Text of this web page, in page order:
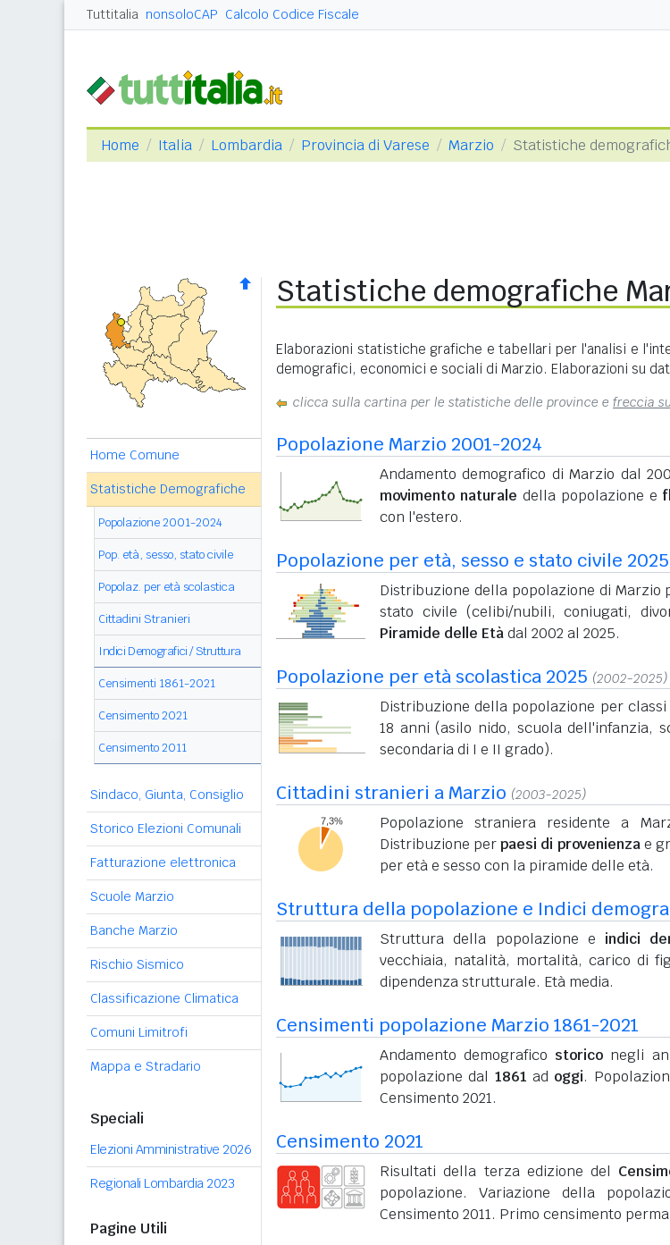
Tuttitalia nonsoloCAP Calcolo Codice Fiscale
Home Italia Lombardia Provincia di Varese Marzio Statistiche
Home Comune
Statistiche Demografiche
Popolazione 2001-2024
Pop. età, sesso, stato civile
Popolaz. per età scolastica
Cittadini Stranieri
Indici Demografici / Struttura
Censimenti 1861-2021
Censimento 2021
Censimento 2011
Sindaco, Giunta, Consiglio
Storico Elezioni Comunali
Fatturazione elettronica
Scuole Marzio
Banche Marzio
Rischio Sismico
Classificazione Climatica
Comuni Limitrofi
Mappa e Stradario
Speciali
Elezioni Amministrative 2026
Regionali Lombardia 2023
Pagine Utili
Statistiche demografiche
Elaborazioni statistiche grafiche e tabellari per l'analisi e
demografici, economici e sociali di Marzio. Elaborazioni su dati
clicca sulla cartina per le statistiche delle province e freccia
Popolazione Marzio 2001-2024
Andamento demografico di Marzio dal
movimento naturale della popolazione e
con l'estero.
Popolazione per età, sesso e stato civile 2025
Distribuzione della popolazione di Marzio
stato civile (celibi/nubili, coniugati,
Piramide delle Etàdal 2002 al 2025.
Popolazione per età scolastica 2025 (2002-2025)
Distribuzione della popolazione per classi
18 anni (asilo nido, scuola dell'infanzia,
secondaria di I e II grado).
Cittadini stranieri a Marzio (2003-2025)
Popolazione straniera residente a
Distribuzione perpaesi di provenienzae
per età e sesso con la piramide delle età.
Struttura della popolazione e Indici
Struttura della popolazione e indici
vecchiaia, natalità, mortalità, carico di
dipendenza strutturale. Età media.
Censimenti popolazione Marzio 1861-2021
Andamento demografico storico negli
popolazione dal 1861 ad oggi.
Censimento 2021.
Censimento 2021
Risultati della terza edizione del
popolazione. Variazione della
Censimento 2011. Primo censimento